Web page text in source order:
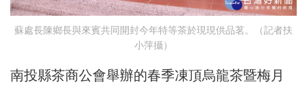
蘇處長陳鄉長與來賓共同開封今年特等茶於現現供品茗。（記者扶
小萍攝）
南投縣茶商公會舉辦的春季凍頂烏龍茶暨梅月